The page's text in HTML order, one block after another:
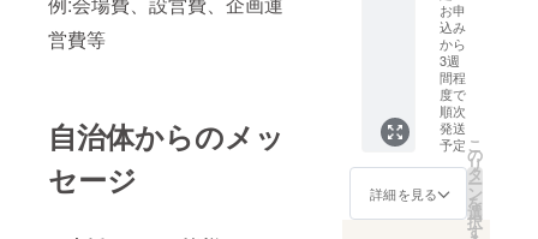
営費等
自治体からのメッ
セージ
い。 お
申込み
時期に
より
ヴィン
テージ
(収穫年)
が変わ
ます。
応し、
エサの
やり方
や水の
やり方
を工夫
し、広
い農場
で走り
回るこ
とによ
り健康
める可
能性も
秘めて
おり、
産官学
連携に
よる研
究にも
りま
す。 私
造店
八ヶ岳
名水仕
込み、
銘酒
甲斐男
180ml ■
原産地
■原材
料・成
は、羽
毛掛け
ふとん
にプラ
スし
て、保
温力を
高める
す。 ま
た春や
フォー
マルに
も着用
できる
ジュエ
リーで
す。
チェー
ンはベ
ネチア
ンタイ
プを使
理)」へ
の認知
を広め
なが
ら、 ト
レーサ
ビリ
ティも
確立し
ている
[DOWN
PASS/
お申
込み
から
3週
間程
度で
順次
発送
予定
詳細を見る
こ
の
リ
タ
ー
ン
を
選
択
す